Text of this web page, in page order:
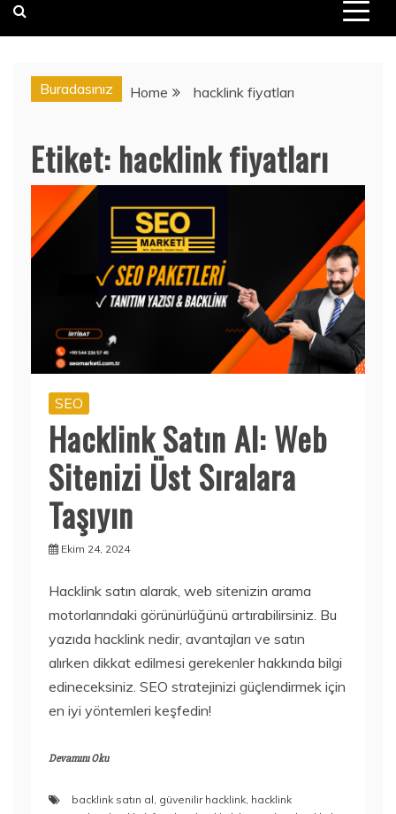
Buradasınız Home hacklink fiyatları
Etiket: hacklink fiyatları
SEO
Hacklink Satın Al: Web
Sitenizi Üst Sıralara
Taşıyın
Ekim 24, 2024
Hacklink satın alarak, web sitenizin arama
motorlarındaki görünürlüğünü artırabilirsiniz. Bu
yazıda hacklink nedir, avantajları ve satın
alırken dikkat edilmesi gerekenler hakkında bilgi
edineceksiniz. SEO stratejinizi güçlendirmek için
en iyi yöntemleri keşfedin!
Devamını Oku
backlink satın al güvenilir hacklink hacklink